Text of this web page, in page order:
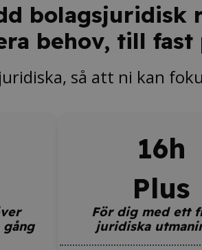
bolagsjuridisk
behov, till fast
så att ni kan
16h
Plus
För dig med ett
juridiska